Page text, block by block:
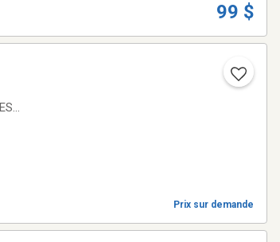
99 $
Prix sur demande